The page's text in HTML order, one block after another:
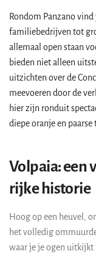
Rondom Panzano
familiebedrijven tot
allemaal open staan
bieden niet alleen
uitzichten over de
meevoeren door de
hier zijn ronduit
diepe oranje en paarse
Volpaia: een
rijke historie
Hoog op een heuvel,
het volledig
waar je je ogen uitkijkt